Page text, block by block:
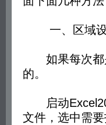
一、区域设
如果每次都
的。
启动
文件，选中需